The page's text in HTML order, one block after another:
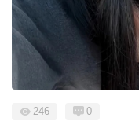
246 0